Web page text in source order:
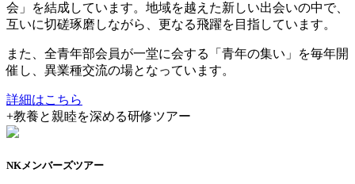
会」を結成しています。地域を越えた新しい出会いの中で、
互いに切磋琢磨しながら、更なる飛躍を目指しています。
また、全青年部会員が一堂に会する「青年の集い」を毎年開
催し、異業種交流の場となっています。
詳細はこちら
+教養と親睦を深める研修ツアー
NKメンバーズツアー